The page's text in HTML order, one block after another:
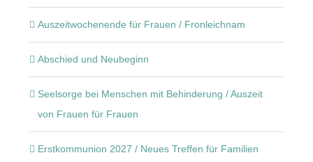
Auszeitwochenende für Frauen / Fronleichnam
Abschied und Neubeginn
Seelsorge bei Menschen mit Behinderung / Auszeit
von Frauen für Frauen
Erstkommunion 2027 / Neues Treffen für Familien